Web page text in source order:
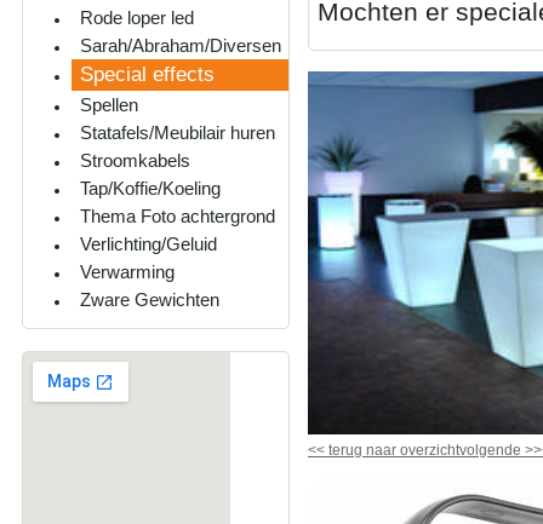
Rode loper led
Sarah/Abraham/Diversen
Special effects
Spellen
Statafels/Meubilair huren
Stroomkabels
Tap/Koffie/Koeling
Thema Foto achtergrond
Verlichting/Geluid
Verwarming
Zware Gewichten
Mochten er
<< terug naar overzichtvolgende >>